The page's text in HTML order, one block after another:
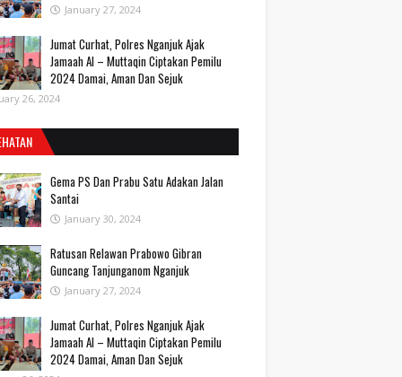
January 27, 2024
Jumat Curhat, Polres Nganjuk Ajak
Jamaah Al – Muttaqin Ciptakan Pemilu
2024 Damai, Aman Dan Sejuk
26, 2024
Gema PS Dan Prabu Satu Adakan Jalan
Santai
January 30, 2024
Ratusan Relawan Prabowo Gibran
Guncang Tanjunganom Nganjuk
January 27, 2024
Jumat Curhat, Polres Nganjuk Ajak
Jamaah Al – Muttaqin Ciptakan Pemilu
2024 Damai, Aman Dan Sejuk